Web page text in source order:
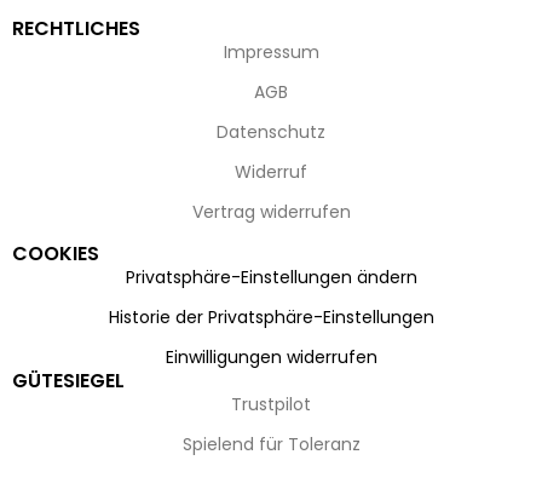
RECHTLICHES
Impressum
AGB
Datenschutz
Widerruf
Vertrag widerrufen
COOKIES
Privatsphäre-Einstellungen ändern
Historie der Privatsphäre-Einstellungen
Einwilligungen widerrufen
GÜTESIEGEL
Trustpilot
Spielend für Toleranz